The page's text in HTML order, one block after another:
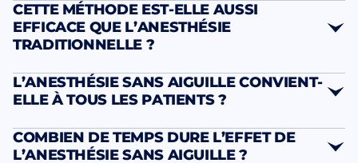
phase initiale
système de propulsion à haute pression
totalement
indolores
CETTE MÉTHODE EST-ELLE AUSSI
EFFICACE QUE L’ANESTHÉSIE
TRADITIONNELLE ?
Absolument
nettement plus
L’ANESTHÉSIE SANS AIGUILLE CONVIENT-
ELLE À TOUS LES PATIENTS ?
particulièrement
COMBIEN DE TEMPS DURE L’EFFET DE
L’ANESTHÉSIE SANS AIGUILLE ?